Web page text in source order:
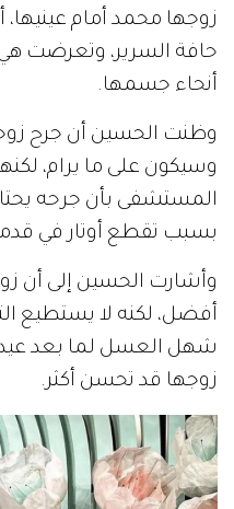
زوجها محمد أمام
حافة السرير، وتعرضت
أنحاء جسمها.
وظنت الحسين أن جرح
وسيكون على ما يرام،
المستشفى بأن جرحه
بسبب تقطع أوتار في
وأشارت الحسين إلى أن
أفضل، لكنه لا يستطيع
شهل العسل لما بعد عيد
زوجها قد تحسن أكثر.